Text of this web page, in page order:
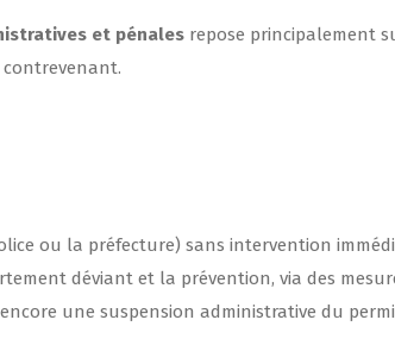
et pénales repose principalement
ou la préfecture) sans intervention
déviant et la prévention, via des
une suspension administrative du